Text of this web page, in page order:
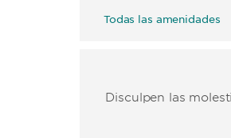
Todas las amenidades
Disculpen las